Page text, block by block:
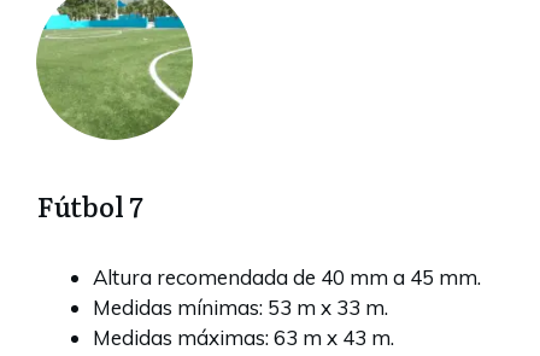
Fútbol 7
Altura recomendada de 40 mm a 45 mm.
Medidas mínimas: 53 m x 33 m.
Medidas máximas: 63 m x 43 m.